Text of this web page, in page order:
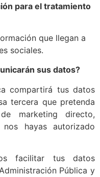
para el tratamiento
que llegan a
sociales.
sus datos?
compartirá tus datos
tercera que pretenda
marketing directo,
hayas autorizado
facilitar tus datos
Pública y